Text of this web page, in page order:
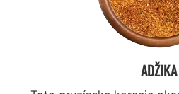
ADŽIKA